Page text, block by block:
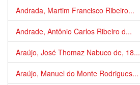
Andrada, Martim Francisco Ribeiro...
Andrade, Antônio Carlos Ribeiro d...
Araújo, José Thomaz Nabuco de, 18...
Araújo, Manuel do Monte Rodrigues...